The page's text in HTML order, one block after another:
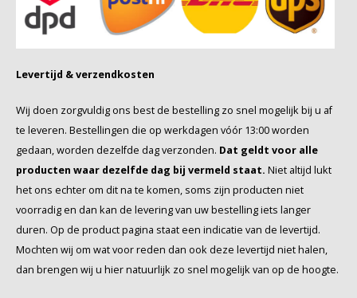
Lucaffé
Melitta
Miko
Minges
Mövenpick
Levertijd & verzendkosten
Wij doen zorgvuldig ons best de bestelling zo snel mogelijk bij u af
te leveren. Bestellingen die op werkdagen vóór 13:00 worden
gedaan, worden dezelfde dag verzonden. Dat geldt voor alle
producten waar dezelfde dag bij vermeld staat. Niet altijd lukt
het ons echter om dit na te komen, soms zijn producten niet
voorradig en dan kan de levering van uw bestelling iets langer
duren. Op de product pagina staat een indicatie van de levertijd.
Mochten wij om wat voor reden dan ook deze levertijd niet halen,
dan brengen wij u hier natuurlijk zo snel mogelijk van op de hoogte.